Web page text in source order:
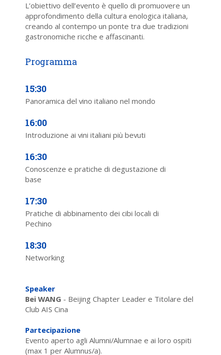
L’obiettivo dell’evento è quello di promuovere un
approfondimento della cultura enologica italiana,
creando al contempo un ponte tra due tradizioni
gastronomiche ricche e affascinanti.
15:30
Panoramica del vino italiano nel mondo
16:00
Introduzione ai vini italiani più bevuti
16:30
Conoscenze e pratiche di degustazione di
base
17:30
Pratiche di abbinamento dei cibi locali di
Pechino
18:30
Networking
Speaker
Bei WANG - Beijing Chapter Leader e Titolare del
Club AIS Cina
Partecipazione
Evento aperto agli Alumni/Alumnae e ai loro ospiti
(max 1 per Alumnus/a).